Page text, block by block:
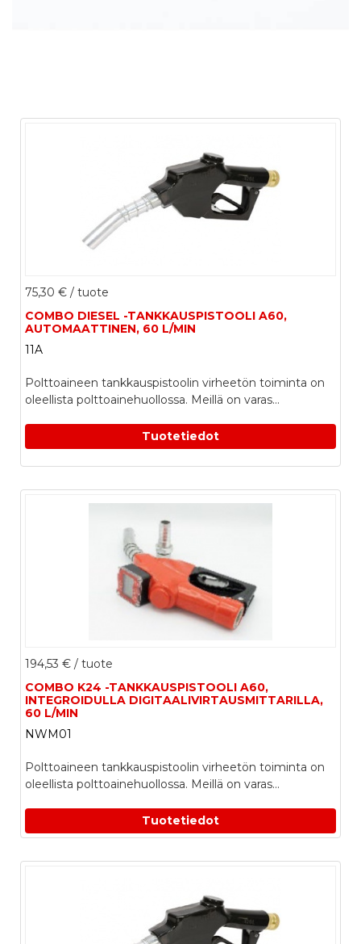
75,30 € / tuote
COMBO DIESEL -TANKKAUSPISTOOLI A60,
AUTOMAATTINEN, 60 L/MIN
11A
Polttoaineen tankkauspistoolin virheetön toiminta on
oleellista polttoainehuollossa. Meillä on varas...
Tuotetiedot
194,53 € / tuote
COMBO K24 -TANKKAUSPISTOOLI A60,
INTEGROIDULLA DIGITAALIVIRTAUSMITTARILLA,
60 L/MIN
NWM01
Polttoaineen tankkauspistoolin virheetön toiminta on
oleellista polttoainehuollossa. Meillä on varas...
Tuotetiedot